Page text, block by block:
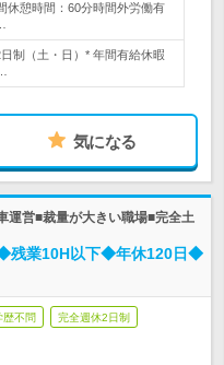
休憩時間：60分時間外労働有
制（土・日）* 年間有給休暇
気になる
運営■裁量が大きい職場■完全土
残業10H以下◆年休120日◆
歴不問 完全週休2日制